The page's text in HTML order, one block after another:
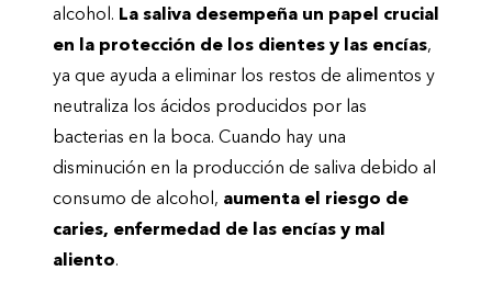
alcohol. La saliva desempeña un papel crucial
en la protección de los dientes y las encías,
ya que ayuda a eliminar los restos de alimentos y
neutraliza los ácidos producidos por las
bacterias en la boca. Cuando hay una
disminución en la producción de saliva debido al
consumo de alcohol, aumenta el riesgo de
caries, enfermedad de las encías y mal
aliento.